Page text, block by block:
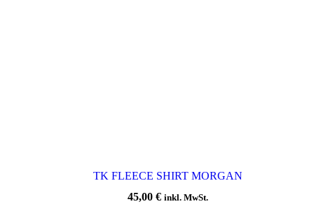
TK FLEECE SHIRT MORGAN
45,00 € inkl. MwSt.